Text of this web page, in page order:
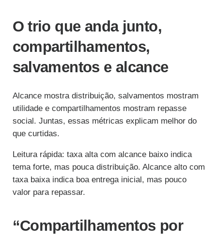
O trio que anda junto,
compartilhamentos,
salvamentos e alcance
Alcance mostra distribuição, salvamentos mostram
utilidade e compartilhamentos mostram repasse
social. Juntas, essas métricas explicam melhor do
que curtidas.
Leitura rápida: taxa alta com alcance baixo indica
tema forte, mas pouca distribuição. Alcance alto com
taxa baixa indica boa entrega inicial, mas pouco
valor para repassar.
“Compartilhamentos por